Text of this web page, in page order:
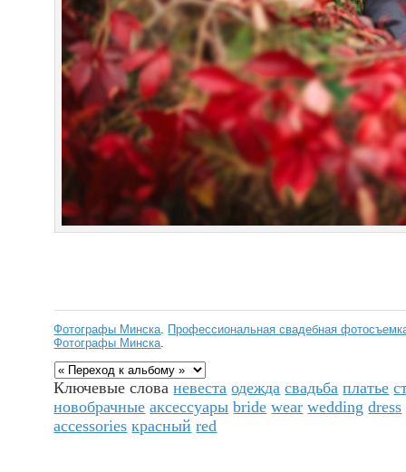
Фотографы Минска Профессиональная свадебная
Фотографы Минска
Ключевые слованевеста одежда свадьба платье
новобрачные аксессуары bride wear wedding dress
accessories красный red